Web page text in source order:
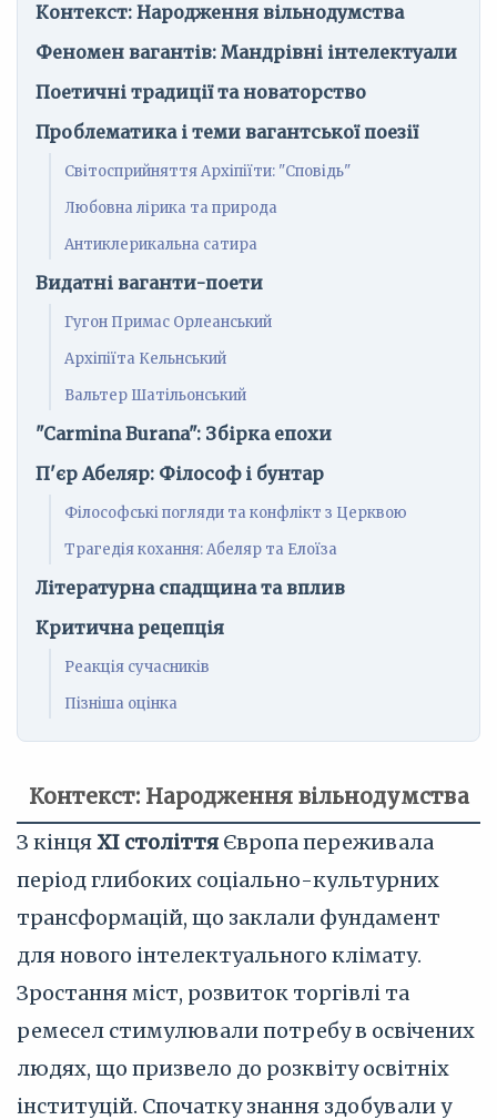
Контекст: Народження вільнодумства
Феномен вагантів: Мандрівні інтелектуали
Поетичні традиції та новаторство
Проблематика і теми вагантської поезії
Світосприйняття Архіпіїти: "Сповідь"
Любовна лірика та природа
Антиклерикальна сатира
Видатні ваганти-поети
Гугон Примас Орлеанський
Архіпіїта Кельнський
Вальтер Шатільонський
"Carmina Burana": Збірка епохи
П'єр Абеляр: Філософ і бунтар
Філософські погляди та конфлікт з Церквою
Трагедія кохання: Абеляр та Елоїза
Літературна спадщина та вплив
Критична рецепція
Реакція сучасників
Пізніша оцінка
Контекст: Народження вільнодумства
З кінцяXI століття Європа переживала
період глибоких соціально-культурних
трансформацій, що заклали фундамент
для нового інтелектуального клімату.
Зростання міст, розвиток торгівлі та
ремесел стимулювали потребу в освічених
людях, що призвело до розквіту освітніх
інституцій. Спочатку знання здобували у